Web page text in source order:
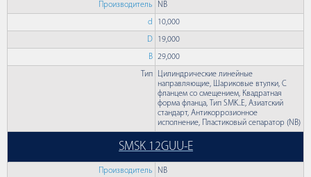
Производитель NB
d 10,000
D 19,000
B 29,000
Тип
Цилиндрические линейные
направляющие, Шариковые втулки, С
фланцем со смещением, Квадратная
форма фланца, Тип SMK..E, Азиатский
стандарт, Антикоррозионное
исполнение, Пластиковый сепаратор (NB)
SMSK 12GUU-E
Производитель NB